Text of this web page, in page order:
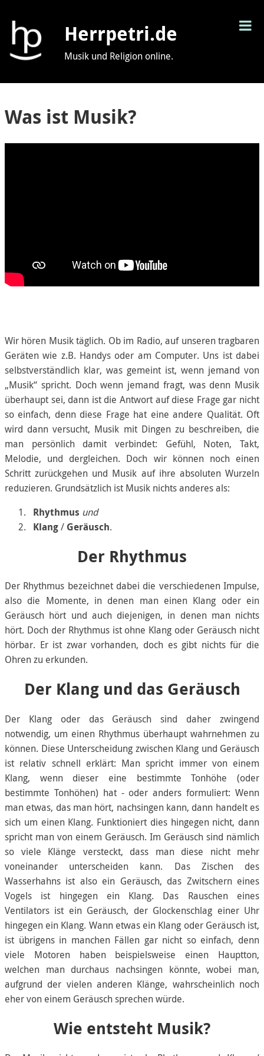
Herrpetri.de
Musik und Religion online.
Was ist Musik?
Wir hören Musik täglich. Ob im Radio, auf unseren tragbaren
Geräten wie z.B. Handys oder am Computer. Uns ist dabei
selbstverständlich klar, was gemeint ist, wenn jemand von
„Musik“ spricht. Doch wenn jemand fragt, was denn Musik
überhaupt sei, dann ist die Antwort auf diese Frage gar nicht
so einfach, denn diese Frage hat eine andere Qualität. Oft
wird dann versucht, Musik mit Dingen zu beschreiben, die
man persönlich damit verbindet: Gefühl, Noten, Takt,
Melodie, und dergleichen. Doch wir können noch einen
Schritt zurückgehen und Musik auf ihre absoluten Wurzeln
reduzieren. Grundsätzlich ist Musik nichts anderes als:
Rhythmus und
Klang/ Geräusch.
Der Rhythmus
Der Rhythmus bezeichnet dabei die verschiedenen Impulse,
also die Momente, in denen man einen Klang oder ein
Geräusch hört und auch diejenigen, in denen man nichts
hört. Doch der Rhythmus ist ohne Klang oder Geräusch nicht
hörbar. Er ist zwar vorhanden, doch es gibt nichts für die
Ohren zu erkunden.
Der Klang und das Geräusch
Der Klang oder das Geräusch sind daher zwingend
notwendig, um einen Rhythmus überhaupt wahrnehmen zu
können. Diese Unterscheidung zwischen Klang und Geräusch
ist relativ schnell erklärt: Man spricht immer von einem
Klang, wenn dieser eine bestimmte Tonhöhe (oder
bestimmte Tonhöhen) hat - oder anders formuliert: Wenn
man etwas, das man hört, nachsingen kann, dann handelt es
sich um einen Klang. Funktioniert dies hingegen nicht, dann
spricht man von einem Geräusch. Im Geräusch sind nämlich
so viele Klänge versteckt, dass man diese nicht mehr
voneinander unterscheiden kann. Das Zischen des
Wasserhahns ist also ein Geräusch, das Zwitschern eines
Vogels ist hingegen ein Klang. Das Rauschen eines
Ventilators ist ein Geräusch, der Glockenschlag einer Uhr
hingegen ein Klang. Wann etwas ein Klang oder Geräusch ist,
ist übrigens in manchen Fällen gar nicht so einfach, denn
viele Motoren haben beispielsweise einen Hauptton,
welchen man durchaus nachsingen könnte, wobei man,
aufgrund der vielen anderen Klänge, wahrscheinlich noch
eher von einem Geräusch sprechen würde.
Wie entsteht Musik?